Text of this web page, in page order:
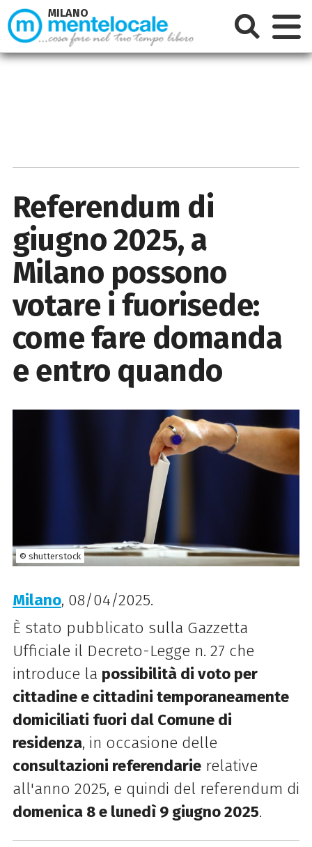
Referendum di
giugno 2025, a
Milano possono
votare i fuorisede:
come fare domanda
e entro quando
© shutterstock
Milano, 08/04/2025.
È stato pubblicato sulla Gazzetta
Ufficiale il Decreto-Legge n. 27 che
introduce la possibilità di voto per
cittadine e cittadini temporaneamente
domiciliati fuori dal Comune di
residenza, in occasione delle
consultazioni referendarierelative
all'anno 2025, e quindi del referendum di
domenica 8 e lunedì 9 giugno 2025.
MILANO